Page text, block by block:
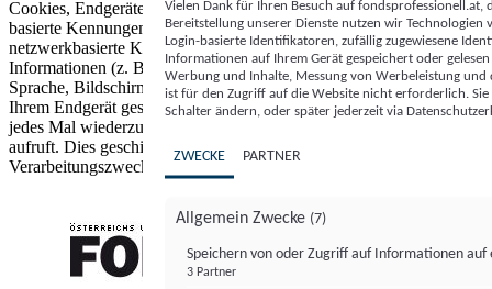
Cookies, Endgeräte- oder ähnliche Online-Kennungen (z. B. login-
basierte Kennungen, zufällig generierte Kennungen,
netzwerkbasierte Kennungen) können zusammen mit anderen
Informationen (z. B. Browsertyp und Browserinformationen,
Sprache, Bildschirmgröße, unterstützte Technologien usw.) auf
Ihrem Endgerät gespeichert oder von dort ausgelesen werden, um es
jedes Mal wiederzuerkennen, wenn es eine App oder einer Webseite
aufruft. Dies geschieht für einen oder mehrere der hier aufgeführten
Verarbeitungszwecke.
Vielen Dank für Ihren Besuch auf
Bereitstellung unserer Dienste nutzen wir Technologien
Login-basierte Identifikatoren, zufällig zugewiesene
Informationen auf Ihrem Gerät gespeichert oder
Werbung und Inhalte, Messung von Werbeleistung
ist für den Zugriff auf die Website nicht erforderlich.
Schalter ändern, oder später jederzeit via
ZWECKE PARTNER
Allgemein Zwecke (7)
Speichern von oder Zugriff auf Informationen auf
3 Partner